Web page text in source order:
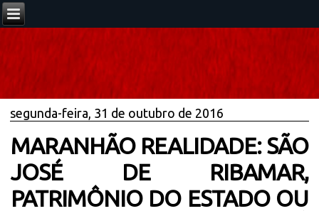
segunda-feira, 31 de outubro de 2016
MARANHÃO REALIDADE: SÃO
JOSÉ DE RIBAMAR,
PATRIMÔNIO DO ESTADO OU